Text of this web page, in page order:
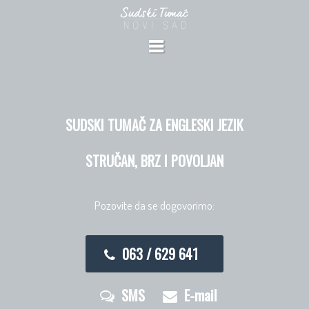
SUDSKI TUMAČ ZA ENGLESKI JEZIK
STRUČAN, BRZ I POVOLJAN
Pozovite da se dogovorimo:
063 / 629 641
SMS E-mail